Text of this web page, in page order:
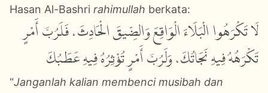
Hasan Al-Bashri rahimullah berkata:
لَا تَكْرَهُوا الْبَلَاءَ الْوَاقِعَ وَالضِّيقَ الْحَادِثَ، فَلَرُبَّ أَمْرٍ
تَكْرَهُهُ فِيهِ نَجَاتُكَ، وَلَرُبَّ أَمْرٍ تُؤْثِرُهُ فِيهِ عَطَبُكَ
“Janganlah kalian membenci musibah dan